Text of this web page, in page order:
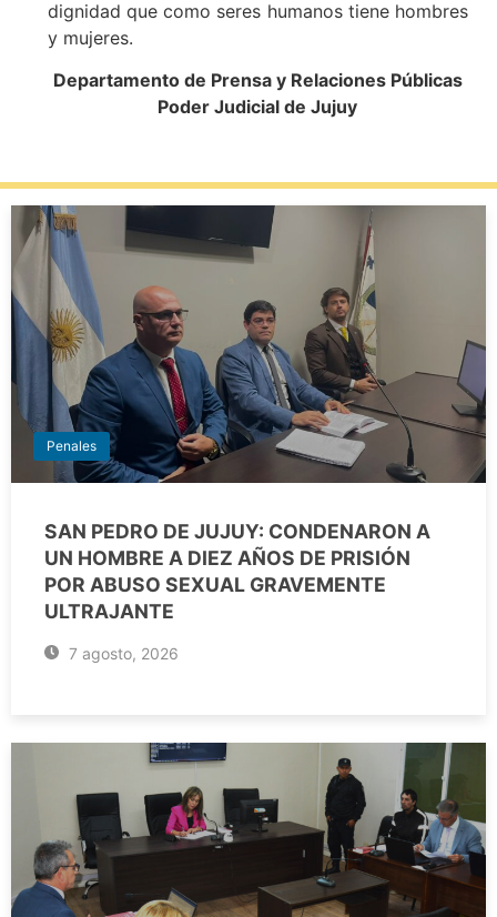
dignidad que como seres humanos tiene hombres
y mujeres.
Departamento de Prensa y Relaciones Públicas
Poder Judicial de Jujuy
Penales
SAN PEDRO DE JUJUY: CONDENARON A
UN HOMBRE A DIEZ AÑOS DE PRISIÓN
POR ABUSO SEXUAL GRAVEMENTE
ULTRAJANTE
7 agosto, 2026